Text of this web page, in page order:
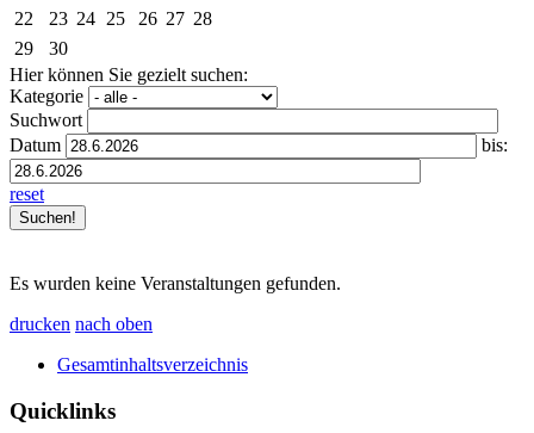
22
23 24 25 26 27 28
29
30
Hier können Sie gezielt suchen:
Kategorie
Suchwort
Datum
bis:
reset
Es wurden keine Veranstaltungen gefunden.
drucken nach oben
Gesamtinhaltsverzeichnis
Quicklinks